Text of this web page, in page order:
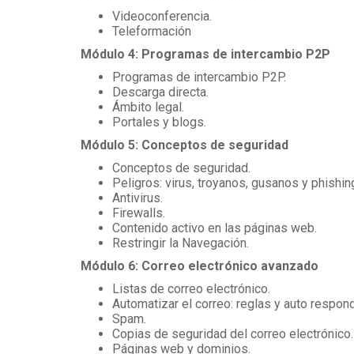
Videoconferencia.
Teleformación
Módulo 4: Programas de intercambio P2P
Programas de intercambio P2P.
Descarga directa.
Ámbito legal.
Portales y blogs.
Módulo 5: Conceptos de seguridad
Conceptos de seguridad.
Peligros: virus, troyanos, gusanos y
Antivirus.
Firewalls.
Contenido activo en las páginas web.
Restringir la Navegación.
Módulo 6: Correo electrónico avanzado
Listas de correo electrónico.
Automatizar el correo: reglas y auto
Spam.
Copias de seguridad del correo electrónico.
Páginas web y dominios.